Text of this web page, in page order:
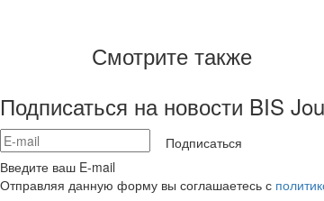
Смотрите также
Подписаться на новости BIS
Подписаться
Введите ваш E-mail
Отправляя данную форму вы соглашаетесь с